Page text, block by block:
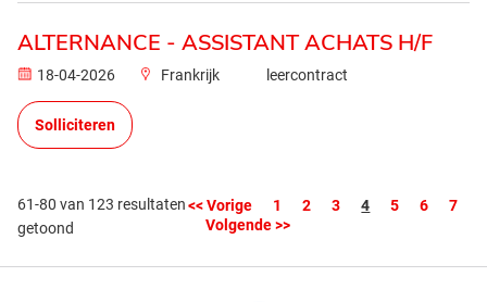
ALTERNANCE - ASSISTANT ACHATS H/F
18-04-2026 Frankrijk leercontract
Solliciteren
61-80 van 123 resultaten
getoond
<< Vorige 1 2 3 Pagina
4 5 6
7
Volgende >>